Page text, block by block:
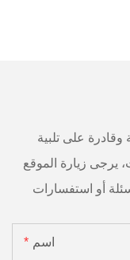
على تلبية
يرجى زيارة الموقع
اسم